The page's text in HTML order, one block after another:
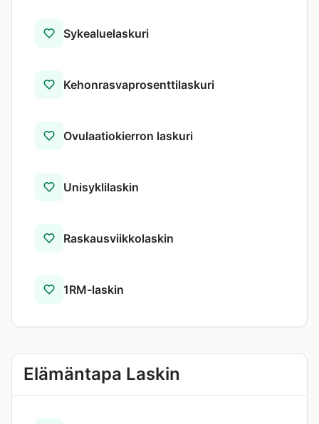
Sykealue­laskuri
Kehonrasva­prosentti­laskuri
Ovulaatiokierron laskuri
Unisyklilaskin
Raskausviikkolaskin
1RM-laskin
Elämäntapa Laskin